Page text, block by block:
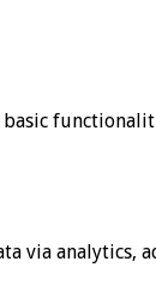
via analytics,